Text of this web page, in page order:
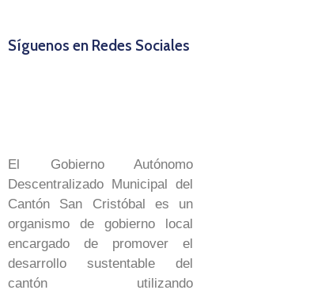
Síguenos en Redes Sociales
El Gobierno Autónomo
Descentralizado Municipal del
Cantón San Cristóbal es un
organismo de gobierno local
encargado de promover el
desarrollo sustentable del
cantón utilizando